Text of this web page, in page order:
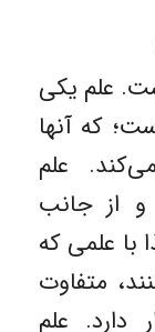
علم یکی
که آنها
علم
و از جانب
با علمی که
متفاوت
دارد. علم